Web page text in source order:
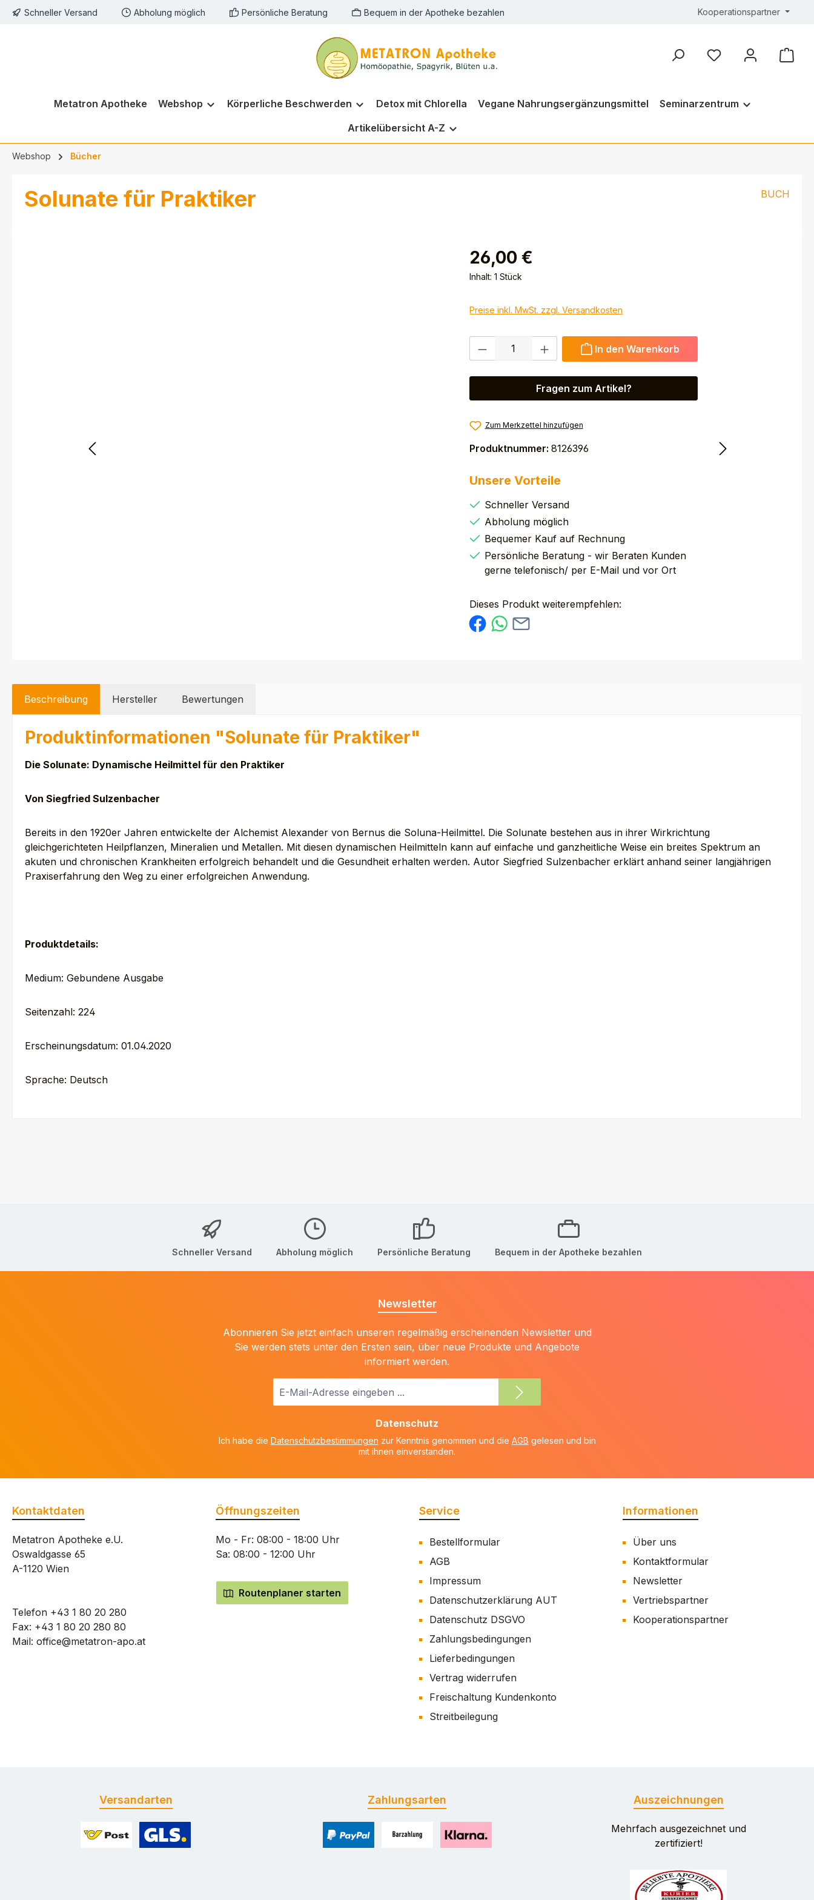
Zur Hauptnavigation springen
Schneller Versand Abholung möglich Persönliche Beratung Bequem in der Apotheke bezahlen Kooperationspartner
Metatron Apotheke Webshop Körperliche Beschwerden Detox mit Chlorella Vegane Nahrungsergänzungsmittel
Seminarzentrum
Artikelübersicht A-Z
Webshop Bücher
Solunate für Praktiker BUCH
26,00 €
Inhalt:1 Stück
Preise inkl. MwSt. zzgl. Versandkosten
Produkt Anzahl: Gib den gewünschten Wert ein oder benutze die
In den Warenkorb
Fragen zum Artikel?
Zum Merkzettel hinzufügen
Produktnummer:8126396
Unsere Vorteile
Schneller Versand
Abholung möglich
Bequemer Kauf auf Rechnung
Persönliche Beratung - wir Beraten Kunden
gerne telefonisch/ per E-Mail und vor Ort
Dieses Produkt weiterempfehlen:
Beschreibung Hersteller Bewertungen
Produktinformationen "Solunate für Praktiker"
Die Solunate: Dynamische Heilmittel für den Praktiker
Von Siegfried Sulzenbacher
Bereits in den 1920er Jahren entwickelte der Alchemist Alexander von Bernus die Soluna-Heilmittel. Die Solunate bestehen aus in ihrer Wirkrichtung
gleichgerichteten Heilpflanzen, Mineralien und Metallen. Mit diesen dynamischen Heilmitteln kann auf einfache und ganzheitliche Weise ein breites Spektrum an
akuten und chronischen Krankheiten erfolgreich behandelt und die Gesundheit erhalten werden. Autor Siegfried Sulzenbacher erklärt anhand seiner langjährigen
Praxiserfahrung den Weg zu einer erfolgreichen Anwendung.
Produktdetails:
Medium: Gebundene Ausgabe
Seitenzahl: 224
Erscheinungsdatum: 01.04.2020
Sprache: Deutsch
Schneller Versand Abholung möglich Persönliche Beratung Bequem in der Apotheke bezahlen
Newsletter
Abonnieren Sie jetzt einfach unseren regelmäßig erscheinenden Newsletter und
Sie werden stets unter den Ersten sein, über neue Produkte und Angebote
informiert werden.
E-
Datenschutz
Ich habe die Datenschutzbestimmungen zur Kenntnis genommen und die AGB gelesen und bin
mit ihnen einverstanden.
Kontaktdaten
Metatron Apotheke e.U.
Oswaldgasse 65
A-1120 Wien
Telefon +43 1 80 20 280
Fax: +43 1 80 20 280 80
Mail: office@metatron-apo.at
Öffnungszeiten
Mo - Fr: 08:00 - 18:00 Uhr
Sa: 08:00 - 12:00 Uhr
Routenplaner starten
Service
Bestellformular
AGB
Impressum
Datenschutzerklärung AUT
Datenschutz DSGVO
Zahlungsbedingungen
Lieferbedingungen
Vertrag widerrufen
Freischaltung Kundenkonto
Streitbeilegung
Informationen
Über uns
Kontaktformular
Newsletter
Vertriebspartner
Kooperationspartner
Versandarten Zahlungsarten Auszeichnungen
Mehrfach ausgezeichnet und
zertifiziert!